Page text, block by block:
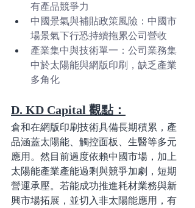
有產品競爭力
中國景氣與補貼政策風險：中國市
場景氣下行恐持續拖累公司營收
產業集中與技術單一：公司業務集
中於太陽能與網版印刷，缺乏產業
多角化
D. KD Capital 觀點：
倉和在網版印刷技術具備長期積累，產
品涵蓋太陽能、觸控面板、生醫等多元
應用。然目前過度依賴中國市場，加上
太陽能產業產能過剩與競爭加劇，短期
營運承壓。若能成功推進耗材業務與新
興市場拓展，並切入非太陽能應用，有